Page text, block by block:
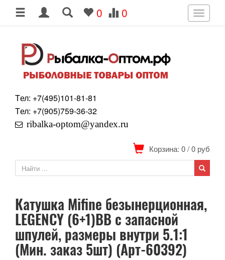
0 0
Toggle
Tел: +7(495)101-81-81
Tел: +7(905)759-36-32
ribalka-optom@yandex.ru
Корзина: 0/0 руб
Катушка Mifine безынерционная,
LEGENCY (6+1)BB с запасной
шпулей, размеры внутри 5.1:1
(Мин. заказ 5шт) (Арт-60392)